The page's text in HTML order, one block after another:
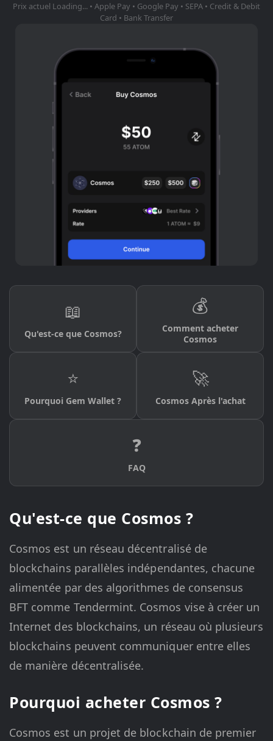
Prix ​​actuel Loading... • Apple Pay • Google Pay • SEPA • Credit & Debit
Card • Bank Transfer
📖
Qu'est-ce que Cosmos?
💰
Comment acheter
Cosmos
⭐
Pourquoi Gem Wallet ?
🚀
Cosmos Après l'achat
❓
FAQ
Qu'est-ce que Cosmos ?
Cosmos est un réseau décentralisé de
blockchains parallèles indépendantes, chacune
alimentée par des algorithmes de consensus
BFT comme Tendermint. Cosmos vise à créer un
Internet des blockchains, un réseau où plusieurs
blockchains peuvent communiquer entre elles
de manière décentralisée.
Pourquoi acheter Cosmos ?
Cosmos est un projet de blockchain de premier